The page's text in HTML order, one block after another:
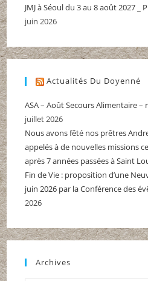
JMJ à Séoul du 3 au 8 août 2027 _
juin 2026
Actualités Du Doyenné
ASA – Août Secours Alimentaire
juillet 2026
Nous avons fêté nos prêtres
appelés à de nouvelles missions
après 7 années passées à Saint
Fin de Vie : proposition d’une
juin 2026 par la Conférence des
2026
Archives